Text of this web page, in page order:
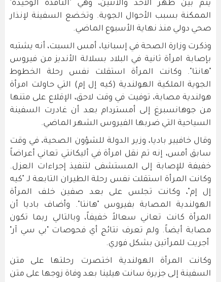
يتم بين ظهر الأحد والاثنين، وهي "النافذة الوحيدة"
الممكنة بسبب الأحوال الجوية. وتخضع السفينة لإنذار
صحي دولي منذ نهاية الأسبوع الماضي.
وذكرت وزارة الصحة في إسبانيا، أمس السبت، أنه يشتبه
بإصابة امرأة ثانية في البلاد بسلالة الأنديز من فيروس
"هانتا". وكانت المرأة استقلت نفس رحلة الخطوط
الجوية الملكية الهولندية (كيه إل إم) التي حاولت امرأة
هولندية مصابة، توفيت في وقت لاحق، الإقلاع على متنها
من جوهانسبرغ إلى أمستردام بعد أن غادرت السفينة
السياحية التي ضربها الفيروس الشهر الماضي.
وقال خافيير باديا، وزير الدولة للشؤون الصحية، في وقت
سابق أمس، إنه تم نقل امرأة في أليكانتي تعاني أعراضاً
خفيفة للإصابة إلى المستشفى لتنفيذ إجراءات العزل.
وكانت المرأة استقلت نفس رحلة الطيران التابعة لـ "كيه
إل إم"، وكانت تجلس على بعد صفين خلف المرأة
الهولندية المصابة بفيروس "هانتا". وأضاف باديا أن
المرأة كانت تعاني سعالاً خفيفاً، وبالتالي ربما تكون
مصابة أيضاً. ولم تعرف نتائج أي فحوصات "بي سي آر"
أجريت للمرأتين بشكل فوري.
وكانت المرأة الهولندية اختصرت رحلتها على متن
السفينة إلى جزيرة سانت هيلينا بعد وفاة زوجها على متن